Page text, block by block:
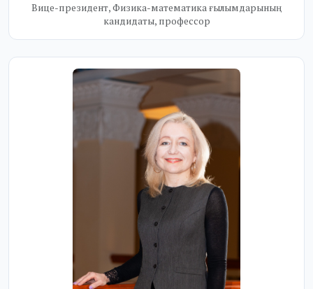
Вице-президент, Физика-математика ғылымдарының
кандидаты, профессор